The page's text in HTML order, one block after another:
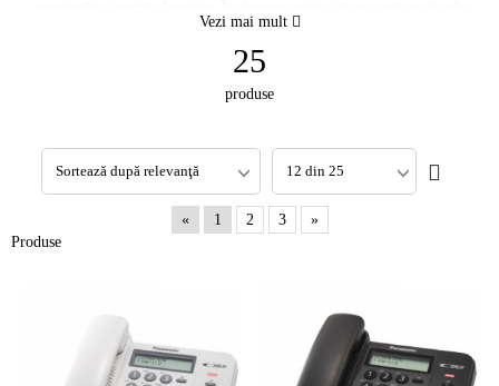
ale caselor, comunităţilor, afacerilor, călătoriilor şi automobilelor,
clienţilor un trai mai bun. De asemenea, vom continua sa
mai bună, o lume mai bună”, pentru fiecare client în parte.
este în Bracknell, Marea Britanie, având departamente de marketing,
vânzări şi alte operaţiuni în Wiesdaben, Germania. În Europa şi
CSI, Panasonic are mai mult de 11.000 de angajaţi în domeniul
vânzărilor, marketing, producţie, design şi cercetarea stilului de
viaţă, precum şi centre R&D şi companii afiliate. Operaţiunile de
afaceri în Europa au început în 1962, atunci când Panasonic a
http://www.panasonic.com
Vezi mai mult
25
produse
« 1 2 3
»
Produse